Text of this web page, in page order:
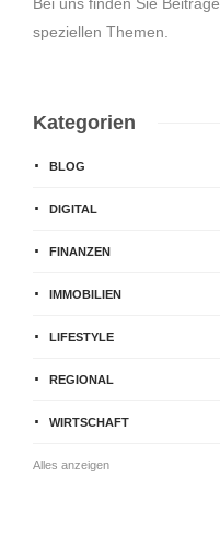
speziellen Themen.
Kategorien
BLOG
DIGITAL
FINANZEN
IMMOBILIEN
LIFESTYLE
REGIONAL
WIRTSCHAFT
Alles anzeigen